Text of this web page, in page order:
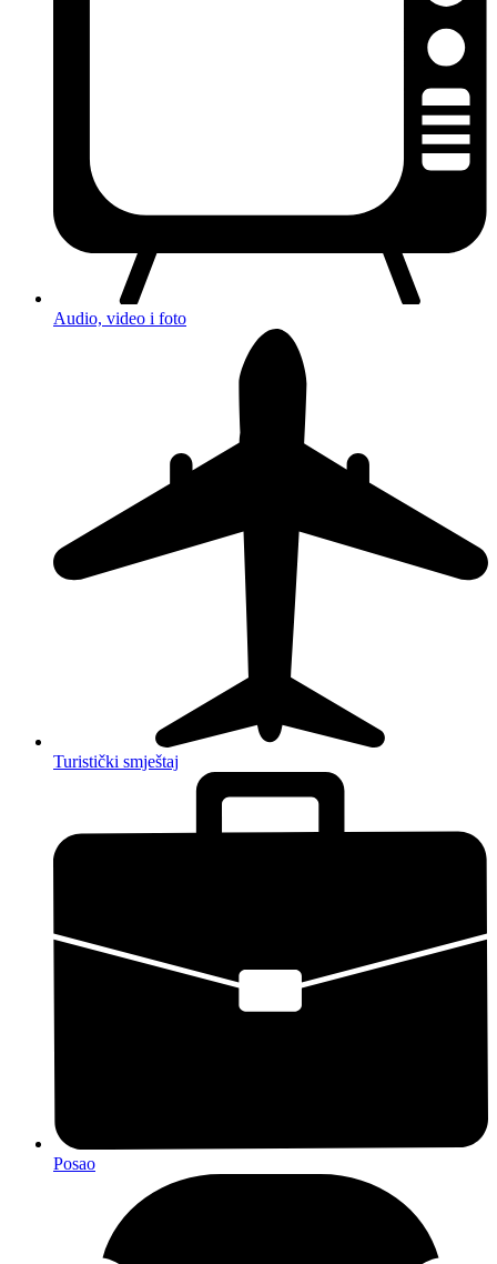
Audio, video i foto
Turistički smještaj
Posao